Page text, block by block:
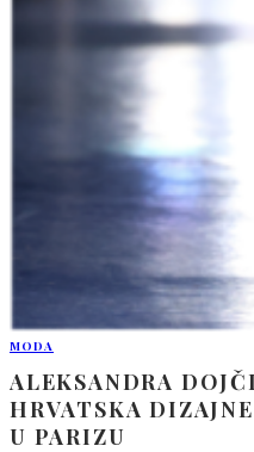
MODA
ALEKSANDRA
HRVATSKA
U PARIZU